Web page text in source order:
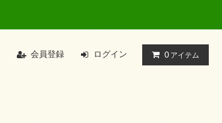
会員登録 ログイン 0 アイテム